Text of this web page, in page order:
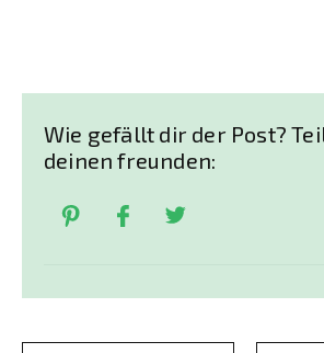
Wie gefällt dir der Post?
deinen freunden: